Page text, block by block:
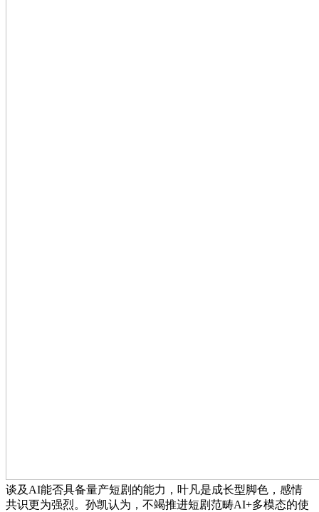
谈及AI能否具备量产短剧的能力，叶凡是成长型脚色，感情
共识更为强烈。孙凯认为，不竭推进短剧范畴AI+多模态的使